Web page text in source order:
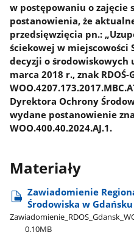
w postępowaniu o zajęcie
postanowienia, że
przedsięwzięcia pn.:
ściekowej w miejscowości
decyzji o środowiskowych
marca 2018 r., znak RDOŚ-
Dyrektora Ochrony
wydane postanowienie
WOO.400.40.2024.AJ.1.
Materiały
Zawiadomienie
Środowiska w Gdańsku
0.10MB